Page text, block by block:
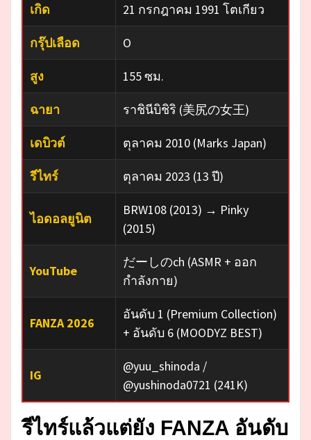
เกิด 21 กรกฎาคม 1991 โตเกียว
กรุ๊ปเลือด O
สูง 155 ซม.
ฉายา ราชินีบิชิริ (美尻の女王)
เดบิวต์ ตุลาคม 2010 (Marks Japan)
รีไทร์ ตุลาคม 2023 (13 ปี)
ไอดอลยูนิต
BRW108 (2013) → Pinky
(2015)
YouTube
だーしのch (ASMR + ออก
กำลังกาย)
FANZA 2026
อันดับ 1 (Premium Collection)
+ อันดับ 6 (MOODYZ BEST)
IG
@yuu_shinoda /
@yushinoda0721 (241K)
รีไทร์แล้วแต่ยัง FANZA อันดับ